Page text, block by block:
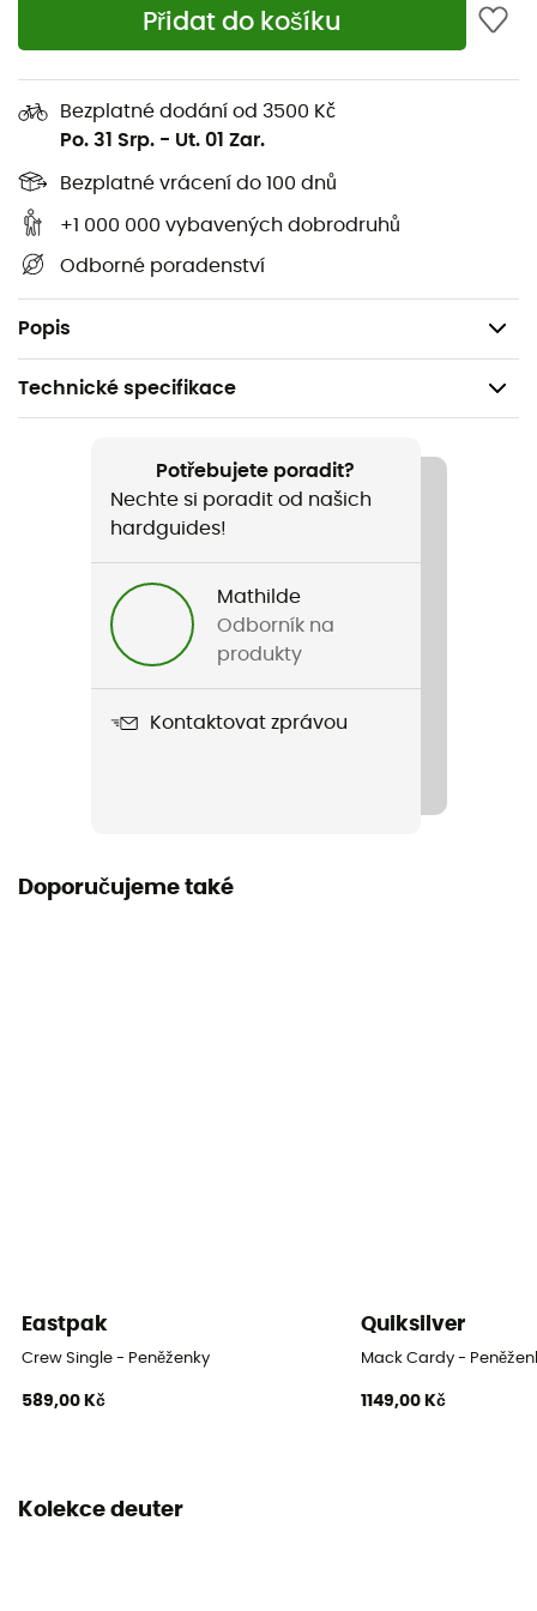
Přidat do košíku
Bezplatné dodání od 3500 Kč
Po. 31 Srp. - Ut. 01 Zar.
Bezplatné vrácení do 100 dnů
+1 000 000 vybavených dobrodruhů
Odborné poradenství
Popis
najdou své místo v tomto
nanuurčeném pro sportovce!
Délka: 12 cm
Velikost: 18 x 12 cm
Měkký a lehký materiál
Průběžně nastavitelný měkký popruh
Hmotnost: 15 g
Technické specifikace
Pěší turistika / Cestování
Security Wallet I
PFC-Free
Potřebujete poradit?
Nechte si poradit od našich
hardguides!
Mathilde
Odborník na
produkty
Kontaktovat zprávou
Doporučujeme také
Eastpak
Crew Single - Peněženky
589,00 Kč
Quiksilver
Mack Cardy -
1149,00 Kč
Kolekce deuter